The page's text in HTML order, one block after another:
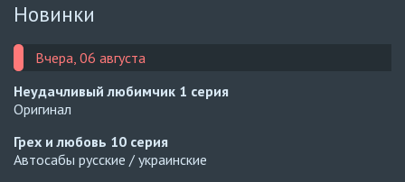
Новинки
Вчера, 06 августа
Неудачливый любимчик 1 серия
Оригинал
Грех и любовь 10 серия
Автосабы русские / украинские